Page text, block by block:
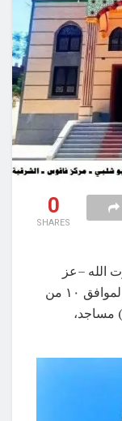
0
SHARES
الله –عز
وجل– بافتتاح (٢٠) مسجدًا غدًا الجمعة، الموافق ١٠ من
أكتوبر ٢٠٢٥م، حيث تم إحلال وتجديد (٨) مساجد،